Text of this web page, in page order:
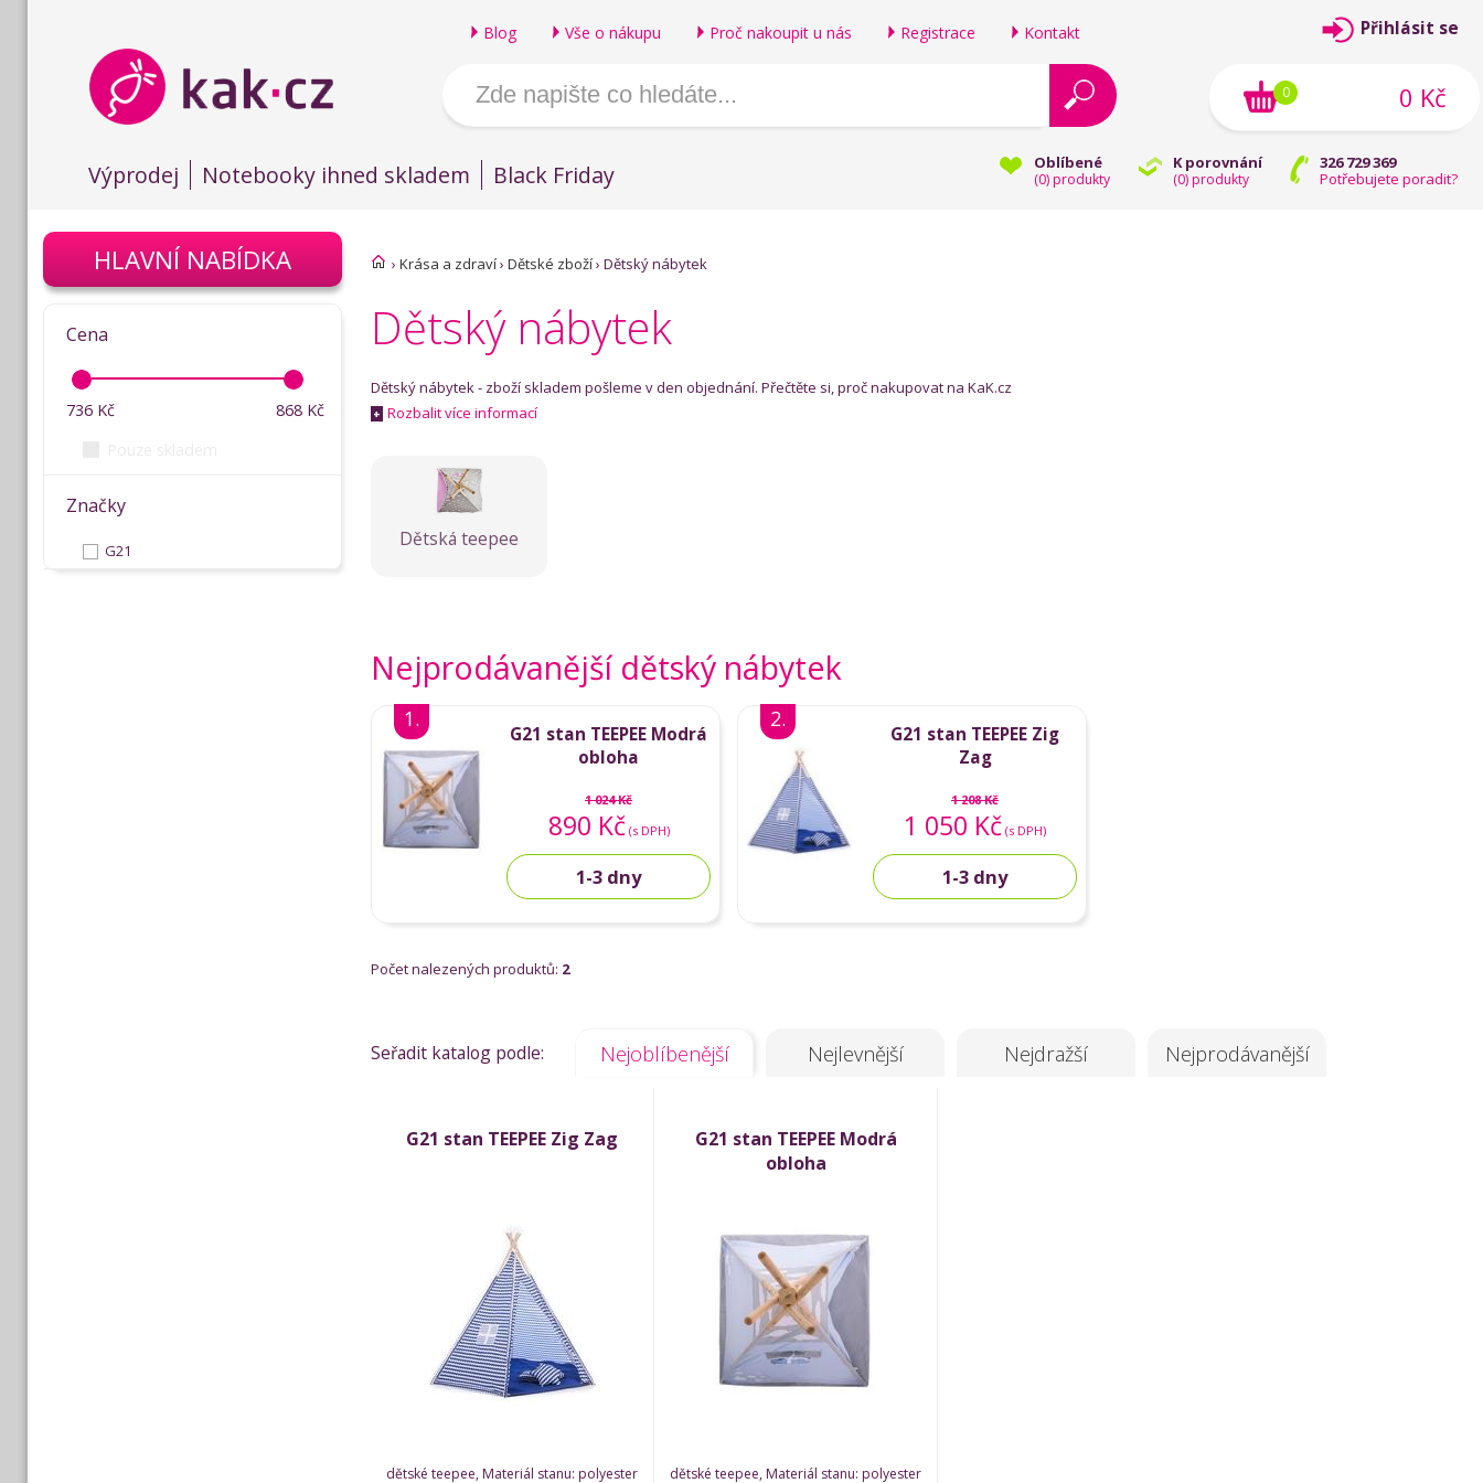
Blog Vše o nákupu Proč nakoupit u nás Registrace Kontakt
Oblíbené
(0) produkty
K porovnání
(0) produkty
326 729 369
Potřebujete poradit?
Výprodej Notebooky ihned skladem Black Friday
Přihlásit se
0 Kč
0
› Krása a zdraví› Dětské zboží› Dětský nábytek
Dětský nábytek
Dětský nábytek - zboží skladem pošleme v den objednání. Přečtěte si, proč nakupovat na KaK.cz
+ Rozbalit více informací
Dětská teepee
Nejprodávanější dětský nábytek
1.
G21 stan TEEPEE Modrá
obloha
1 024 Kč
890 Kč(s DPH)
1-3 dny
2.
G21 stan TEEPEE Zig
Zag
1 208 Kč
1 050 Kč (s DPH)
1-3 dny
Počet nalezených produktů: 2
Seřadit katalog podle: Nejoblíbenější Nejlevnější Nejdražší Nejprodávanější
G21 stan TEEPEE Zig Zag
dětské teepee, Materiál stanu: polyester
G21 stan TEEPEE Modrá
obloha
dětské teepee, Materiál stanu: polyester
HLAVNÍ NABÍDKA
Cena
736 Kč 868 Kč
Značky
G21